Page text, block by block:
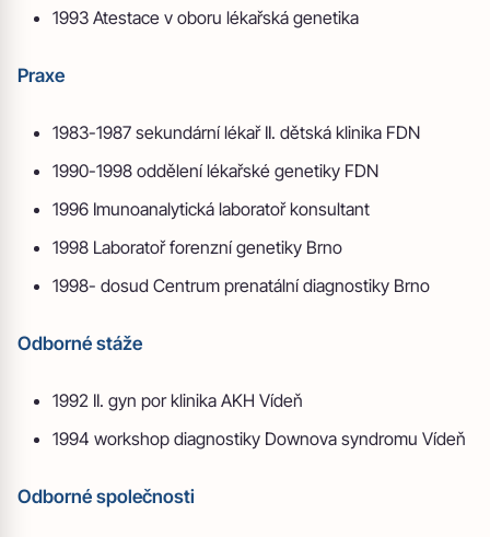
1993 Atestace v oboru lékařská genetika
Praxe
1983-1987 sekundární lékař II. dětská klinika FDN
1990-1998 oddělení lékařské genetiky FDN
1996 Imunoanalytická laboratoř konsultant
1998 Laboratoř forenzní genetiky Brno
1998- dosud Centrum prenatální diagnostiky Brno
Odborné stáže
1992 II. gyn por klinika AKH Vídeň
1994 workshop diagnostiky Downova syndromu Vídeň
Odborné společnosti